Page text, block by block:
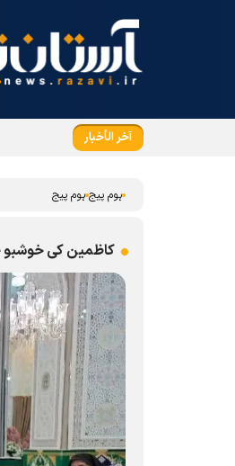
آخر الأخبار
ہوم پیج ہوم پیج
کاظمین کی خوشبو